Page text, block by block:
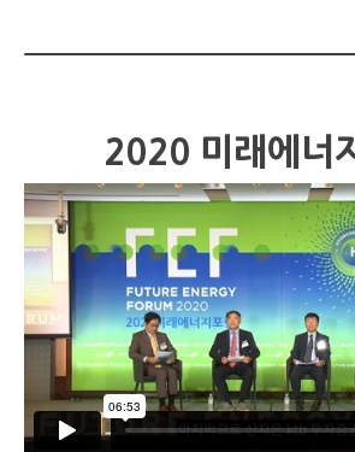
2020 미래에너